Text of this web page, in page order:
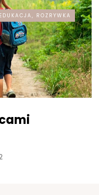
EDUKACJA, ROZRYWKA